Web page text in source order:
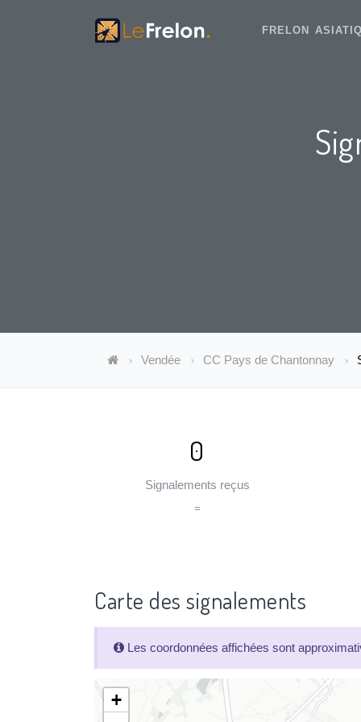
FRELON
Vendée CC Pays de Chantonnay
0
Signalements reçus
=
Carte des signalements
Les coordonnées affichées sont
+